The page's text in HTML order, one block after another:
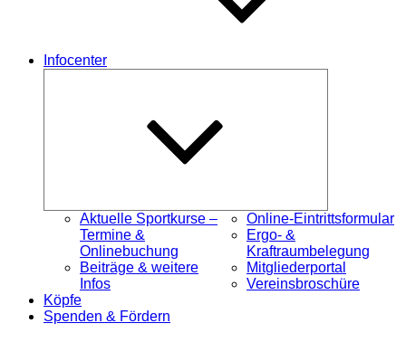
Infocenter
Aktuelle Sportkurse –
Termine &
Onlinebuchung
Beiträge & weitere
Infos
Online-Eintrittsformular
Ergo- &
Kraftraumbelegung
Mitgliederportal
Vereinsbroschüre
Köpfe
Spenden & Fördern